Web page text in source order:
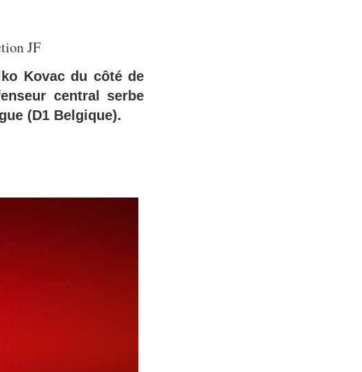
JF
Kovac du côté de
central serbe
(D1 Belgique).